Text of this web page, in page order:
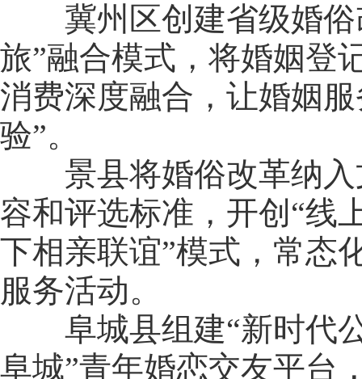
冀州区创建省级婚俗
旅”融合模式，将婚姻登
消费深度融合，让婚姻
验”。
景县将婚俗改革纳入
容和评选标准，开创“线
下相亲联谊”模式，常态
服务活动。
阜城县组建“新时代公
阜城”青年婚恋交友平台